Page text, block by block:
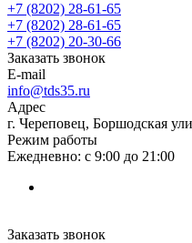
+7 (8202) 28‑61-65
+7 (8202) 28‑61-65
+7 (8202) 20‑30-66
Заказать звонок
E-mail
info@tds35.ru
Адрес
г. Череповец, Боршодская
Режим работы
Ежедневно: с 9:00 до 21:00
Заказать звонок